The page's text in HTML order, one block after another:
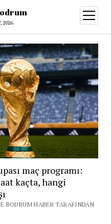
2026
aç
maç programı:
kaçta, hangi
BODRUM HABER TARAFINDAN